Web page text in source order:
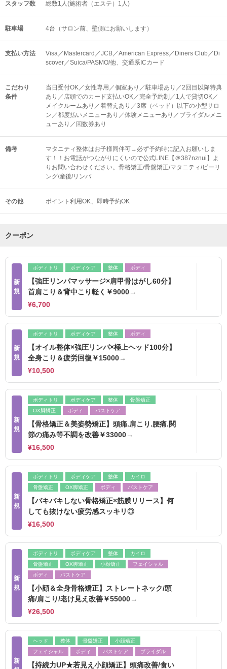
スタッフ数 総数1人(施術者（エステ）1人)
駐車場 4台（サロン前、壁側にお願いします）
支払い方法
Visa／Mastercard／JCB／American Express／Diners Club／Di
scover／Suica/PASMO/他、交通系ICカード
こだわり
条件
当日受付OK／女性専用／個室あり／駐車場あり／2回目以降特典
あり／店頭でのカード支払いOK／完全予約制／1人で貸切OK／
メイクルームあり／着替えあり／3席（ベッド）以下の小型サロ
ン／都度払いメニューあり／体験メニューあり／ブライダルメニ
ューあり／回数券あり
備考
マタニティ整体はお子様同伴可→必ず予約時に記入お願いしま
す！！お電話がつながりにくいので公式LINE【＠387nznui】よ
りお問い合わせください。骨格矯正/骨盤矯正/マタニティ/ピーリ
ング/産後/リンパ
その他 ポイント利用OK 即時予約OK
クーポン
新
規
ボディトリ ボディケア 整体 ボディ
【強圧リンパマッサージ×肩甲骨はがし60分】
首肩こり＆背中こり軽く￥9000→
¥6,700
新
規
ボディトリ ボディケア 整体 ボディ
【オイル整体×強圧リンパ×極上ヘッド100分】
全身こり＆疲労回復￥15000→
¥10,500
新
規
ボディトリ ボディケア 整体
骨盤矯正
OX脚矯正
ボディ バストケア
【骨格矯正＆美姿勢矯正】頭痛.肩こり.腰痛.関
節の痛み等不調を改善￥33000→
¥16,500
新
規
ボディトリ ボディケア 整体
カイロ
骨盤矯正
OX脚矯正 ボディ バストケア
【バキバキしない骨格矯正×筋膜リリース】何
しても抜けない疲労感スッキリ◎
¥16,500
新
規
ボディトリ ボディケア 整体
カイロ
骨盤矯正
OX脚矯正 小顔矯正
フェイシャル
ボディ
バストケア
【小顔＆全身骨格矯正】ストレートネック/頭
痛/肩こり/老け見え改善￥55000→
¥26,500
新
ヘッド 整体 骨盤矯正
小顔矯正
フェイシャル
ボディ バストケア ブライダル
【持続力UP★若見え小顔矯正】頭痛改善/食い